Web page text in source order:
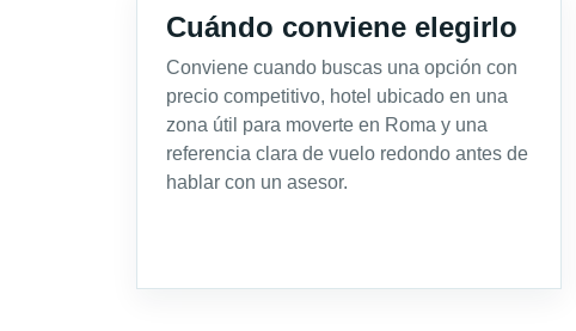
Cuándo conviene elegirlo
Conviene cuando buscas una opción con
precio competitivo, hotel ubicado en una
zona útil para moverte en Roma y una
referencia clara de vuelo redondo antes de
hablar con un asesor.